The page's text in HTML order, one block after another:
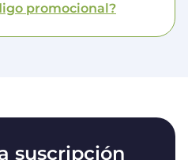
promocional?
suscripción